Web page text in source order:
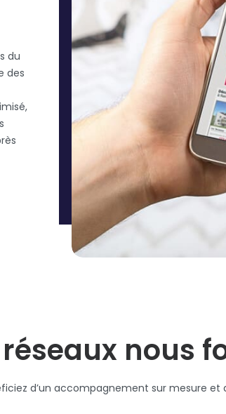
du
des
nous
d’un accompagnement sur mesure